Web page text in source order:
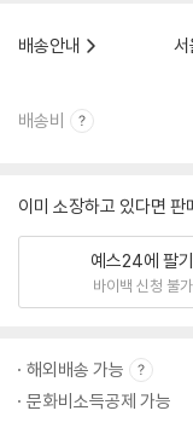
배송안내
서
배송비
이미 소장하고 있다면 판
예스24에 팔기
바이백 신청 불가
해외배송 가능
문화비소득공제 가능